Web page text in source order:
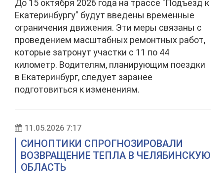
До 15 октября 2026 года на трассе "Подъезд к
Екатеринбургу" будут введены временные
ограничения движения. Эти меры связаны с
проведением масштабных ремонтных работ,
которые затронут участки с 11 по 44
километр. Водителям, планирующим поездки
в Екатеринбург, следует заранее
подготовиться к изменениям.
11.05.2026 7:17
СИНОПТИКИ СПРОГНОЗИРОВАЛИ
ВОЗВРАЩЕНИЕ ТЕПЛА В ЧЕЛЯБИНСКУЮ
ОБЛАСТЬ